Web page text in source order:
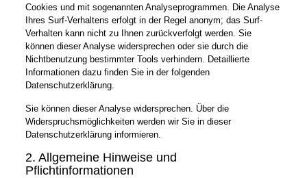
Cookies und mit sogenannten Analyseprogrammen. Die Analyse
Ihres Surf-Verhaltens erfolgt in der Regel anonym; das Surf-
Verhalten kann nicht zu Ihnen zurückverfolgt werden. Sie
können dieser Analyse widersprechen oder sie durch die
Nichtbenutzung bestimmter Tools verhindern. Detaillierte
Informationen dazu finden Sie in der folgenden
Datenschutzerklärung.
Sie können dieser Analyse widersprechen. Über die
Widerspruchsmöglichkeiten werden wir Sie in dieser
Datenschutzerklärung informieren.
2. Allgemeine Hinweise und
Pflichtinformationen